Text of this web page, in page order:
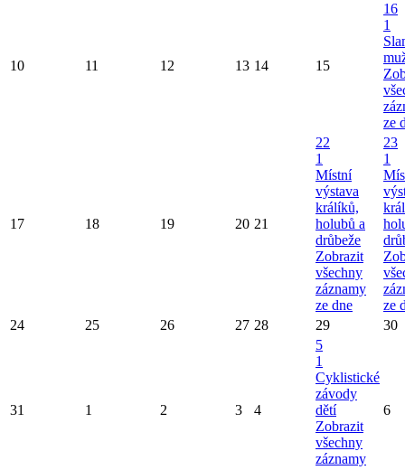
10 11 12 13 14 15
16
1
ze
17 18 19 20 21
22
1
Místní
výstava
králíků,
holubů a
drůbeže
Zobrazit
všechny
záznamy
ze dne
23
1
ze
24
25 26 27 28 29 30
31 1 2 3 4
5
1
Cyklistické
závody
dětí
Zobrazit
všechny
záznamy
6